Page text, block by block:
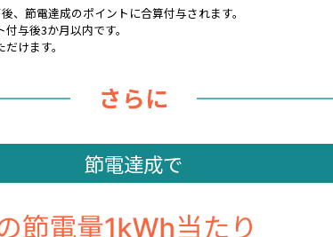
節電達成のポイントに合算付与されます。
与後3か月以内です。
けます。
さらに
節電達成で